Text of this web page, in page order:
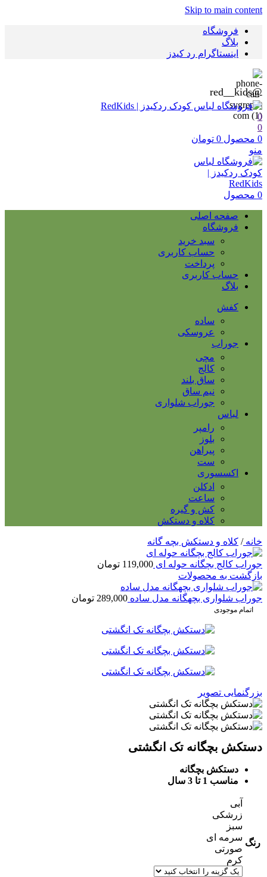
Skip to main content
فروشگاه
بلاگ
اینستاگرام رد کیدز
@red__kids
0
0
0 محصول 0 تومان
منو
0 محصول
صفحه اصلی
فروشگاه
سبد خرید
حساب کاربری
پرداخت
حساب کاربری
بلاگ
کفش
ساده
عروسکی
جوراب
مچی
کالج
ساق بلند
نیم ساق
جوراب شلواری
لباس
رامپر
بلوز
پیراهن
ست
اکسسوری
ادکلن
ساعت
کش و گیره
کلاه و دستکش
خانه/ کلاه و دستکش بچه گانه
جوراب کالج بچگانه حوله ای 119,000 تومان
بازگشت به محصولات
جوراب شلواری بچهگانه مدل ساده 289,000 تومان
اتمام موجودی
بزرگنمایی تصویر
دستکش بچگانه تک انگشتی
دستکش بچگانه
مناسب 1 تا 3 سال
رنگ
آبی
زرشکی
سبز
سرمه ای
صورتی
کرم